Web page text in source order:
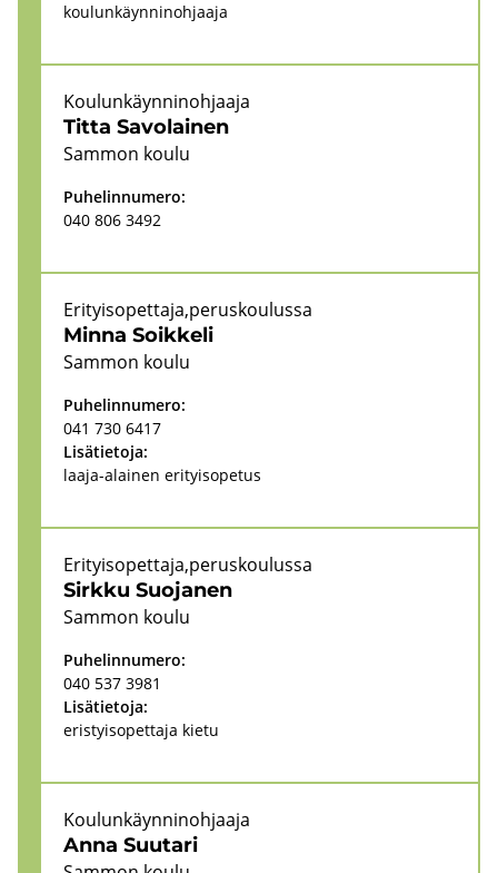
kou­lun­käyn­ni­noh­jaa­ja
Titta Sa­vo­lai­nen
Kou­lun­käyn­ni­noh­jaa­ja
Sam­mon koulu
Pu­he­lin­nu­me­ro:
040 806 3492
Minna Soik­ke­li
Eri­tyi­so­pet­ta­ja,pe­rus­kou­lus­sa
Sam­mon koulu
Pu­he­lin­nu­me­ro:
041 730 6417
Li­sä­tie­to­ja:
laaja-​alainen eri­tyi­so­pe­tus
Sirk­ku Suo­ja­nen
Eri­tyi­so­pet­ta­ja,pe­rus­kou­lus­sa
Sam­mon koulu
Pu­he­lin­nu­me­ro:
040 537 3981
Li­sä­tie­to­ja:
eris­tyi­so­pet­ta­ja kietu
Anna Suu­ta­ri
Kou­lun­käyn­ni­noh­jaa­ja